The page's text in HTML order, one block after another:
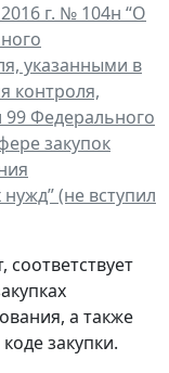
г. № 104н “О
указанными в
контроля,
99 Федерального
закупок
(не вступил
соответствует
а также
закупки.